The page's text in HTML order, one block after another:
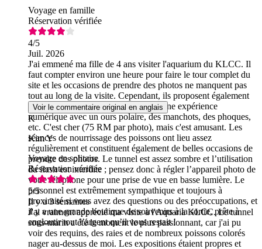
Voyage en famille
Réservation vérifiée
4/5
Juil. 2026
J'ai emmené ma fille de 4 ans visiter l'aquarium du KLCC. Il
faut compter environ une heure pour faire le tour complet du
site et les occasions de prendre des photos ne manquent pas
tout au long de la visite. Cependant, ils proposent également
des séances photo mises en scène et une expérience
numérique avec un ours polaire, des manchots, des phoques,
etc. C'est cher (75 RM par photo), mais c'est amusant. Les
séances de nourrissage des poissons ont lieu assez
régulièrement et constituent également de belles occasions de
prendre des photos. Le tunnel est assez sombre et l’utilisation
du flash est interdite ; pensez donc à régler l’appareil photo de
votre téléphone pour une prise de vue en basse lumière. Le
personnel est extrêmement sympathique et toujours à
proximité si vous avez des questions ou des préoccupations, et
il y a une grande boutique de souvenirs à la sortie, prête à
engloutir tout l’argent qu’il vous restait !
Voir le commentaire original en anglais
K
Kim Y
Voyage en solitaire
Réservation vérifiée
5/5
Il y a 3 semaines
J'ai vraiment apprécié ma visite à l'Aquaria KLCC. Le tunnel
sous-marin a été le moment le plus passionnant, car j'ai pu
voir des requins, des raies et de nombreux poissons colorés
nager au-dessus de moi. Les expositions étaient propres et